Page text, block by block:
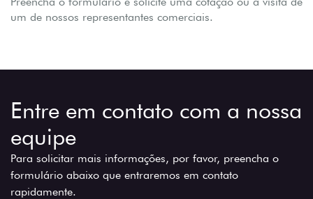
um de nossos representantes comerciais.
Entre em contato com a nossa
equipe
Para solicitar mais informações, por favor, preencha o
formulário abaixo que entraremos em contato
rapidamente.